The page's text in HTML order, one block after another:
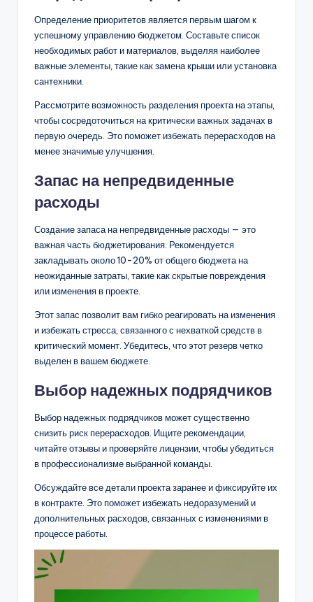
Определение приоритетов является первым шагом к
успешному управлению бюджетом. Составьте список
необходимых работ и материалов, выделяя наиболее
важные элементы, такие как замена крыши или установка
сантехники.
Рассмотрите возможность разделения проекта на этапы,
чтобы сосредоточиться на критически важных задачах в
первую очередь. Это поможет избежать перерасходов на
менее значимые улучшения.
Запас на непредвиденные
расходы
Создание запаса на непредвиденные расходы — это
важная часть бюджетирования. Рекомендуется
закладывать около 10-20% от общего бюджета на
неожиданные затраты, такие как скрытые повреждения
или изменения в проекте.
Этот запас позволит вам гибко реагировать на изменения
и избежать стресса, связанного с нехваткой средств в
критический момент. Убедитесь, что этот резерв четко
выделен в вашем бюджете.
Выбор надежных подрядчиков
Выбор надежных подрядчиков может существенно
снизить риск перерасходов. Ищите рекомендации,
читайте отзывы и проверяйте лицензии, чтобы убедиться
в профессионализме выбранной команды.
Обсуждайте все детали проекта заранее и фиксируйте их
в контракте. Это поможет избежать недоразумений и
дополнительных расходов, связанных с изменениями в
процессе работы.